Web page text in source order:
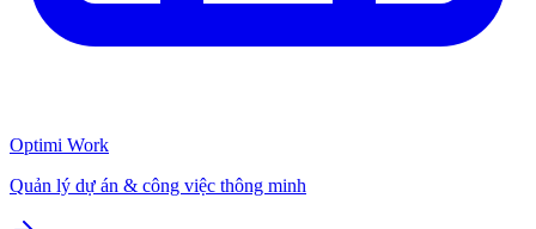
Optimi Work
Quản lý dự án & công việc thông minh